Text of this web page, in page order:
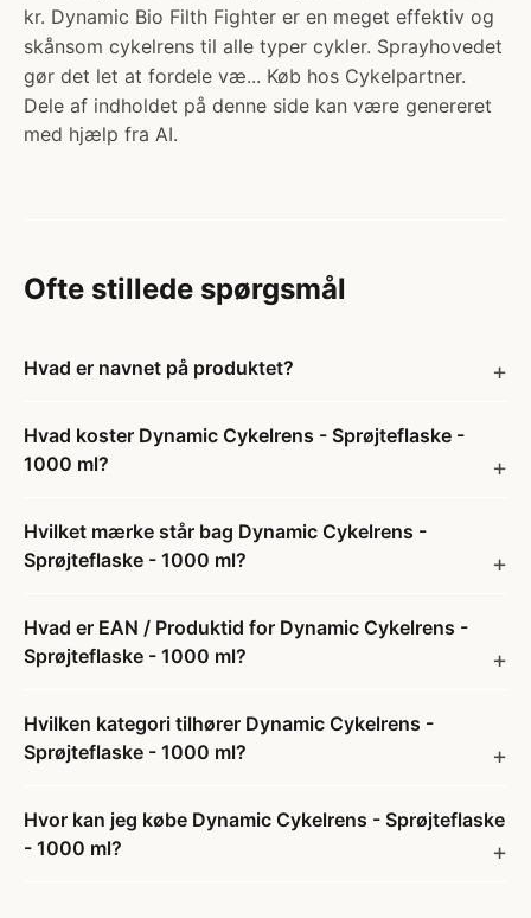
kr. Dynamic Bio Filth Fighter er en meget effektiv og
skånsom cykelrens til alle typer cykler. Sprayhovedet
gør det let at fordele væ... Køb hos Cykelpartner.
Dele af indholdet på denne side kan være genereret
med hjælp fra AI.
Ofte stillede spørgsmål
Hvad er navnet på produktet?
Hvad koster Dynamic Cykelrens - Sprøjteflaske -
1000 ml?
Hvilket mærke står bag Dynamic Cykelrens -
Sprøjteflaske - 1000 ml?
Hvad er EAN / Produktid for Dynamic Cykelrens -
Sprøjteflaske - 1000 ml?
Hvilken kategori tilhører Dynamic Cykelrens -
Sprøjteflaske - 1000 ml?
Hvor kan jeg købe Dynamic Cykelrens - Sprøjteflaske
- 1000 ml?